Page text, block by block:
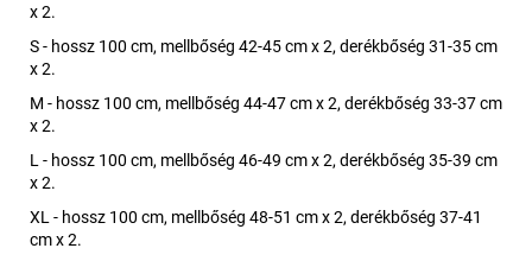
x 2.
S - hossz 100 cm, mellbőség 42-45 cm x 2, derékbőség 31-35 cm
x 2.
M - hossz 100 cm, mellbőség 44-47 cm x 2, derékbőség 33-37 cm
x 2.
L - hossz 100 cm, mellbőség 46-49 cm x 2, derékbőség 35-39 cm
x 2.
XL - hossz 100 cm, mellbőség 48-51 cm x 2, derékbőség 37-41
cm x 2.